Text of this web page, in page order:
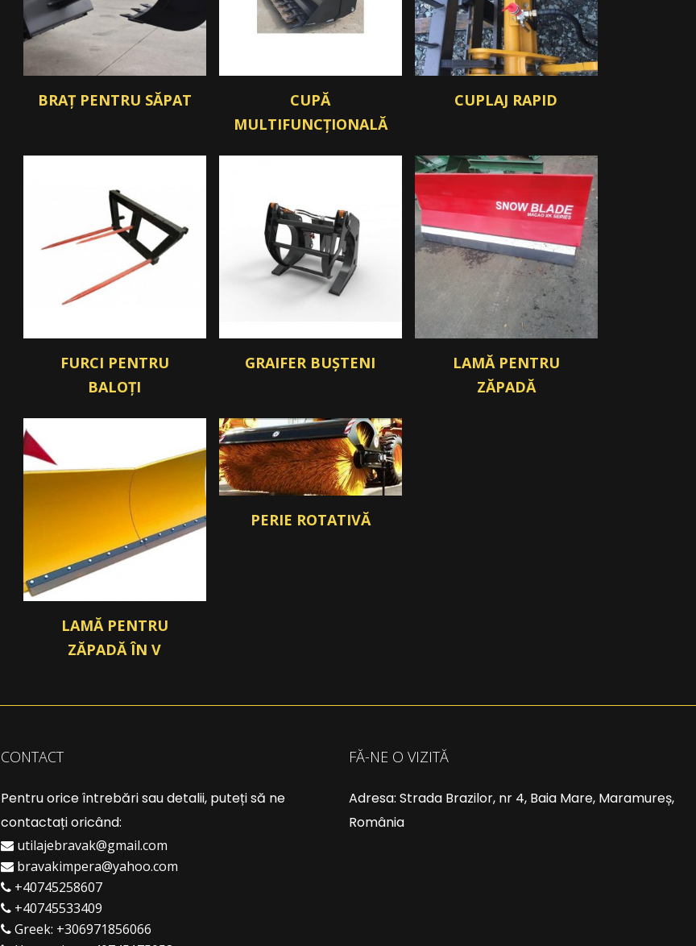
BRAȚ PENTRU SĂPAT
CUPĂ
MULTIFUNCȚIONALĂ
CUPLAJ RAPID
FURCI PENTRU
BALOȚI
GRAIFER BUȘTENI
LAMĂ PENTRU
ZĂPADĂ
LAMĂ PENTRU
ZĂPADĂ ÎN V
PERIE ROTATIVĂ
CONTACT
Pentru orice întrebări sau detalii, puteți să ne
contactați oricând:
utilajebravak@gmail.com
bravakimpera@yahoo.com
+40745258607
+40745533409
Greek: +306971856066
FĂ-NE O VIZITĂ
Adresa: Strada Brazilor, nr 4, Baia Mare, Maramureș,
România